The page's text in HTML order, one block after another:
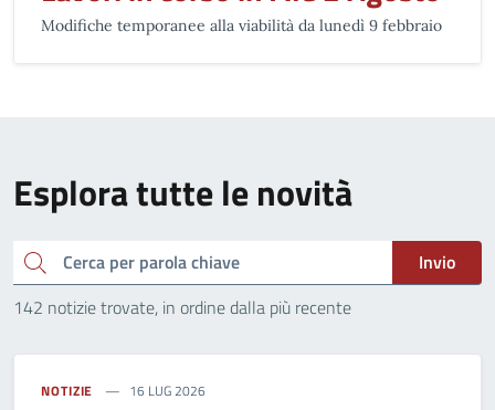
Modifiche temporanee alla viabilità da lunedì 9 febbraio
Esplora tutte le novità
Cerca
Invio
142 notizie trovate, in ordine dalla più recente
NOTIZIE 16 LUG 2026